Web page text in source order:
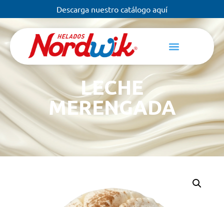
Descarga nuestro catálogo aquí
LECHE
MERENGADA